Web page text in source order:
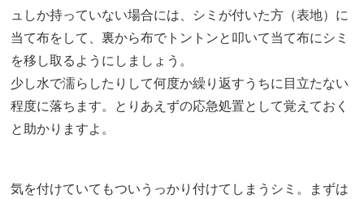
ュしか持っていない場合には、シミが付いた方（表地）に
当て布をして、裏から布でトントンと叩いて当て布にシミ
を移し取るようにしましょう。
少し水で濡らしたりして何度か繰り返すうちに目立たない
程度に落ちます。とりあえずの応急処置として覚えておく
と助かりますよ。
気を付けていてもついうっかり付けてしまうシミ。まずは